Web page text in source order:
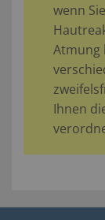
wenn
Atmung
Ihnen